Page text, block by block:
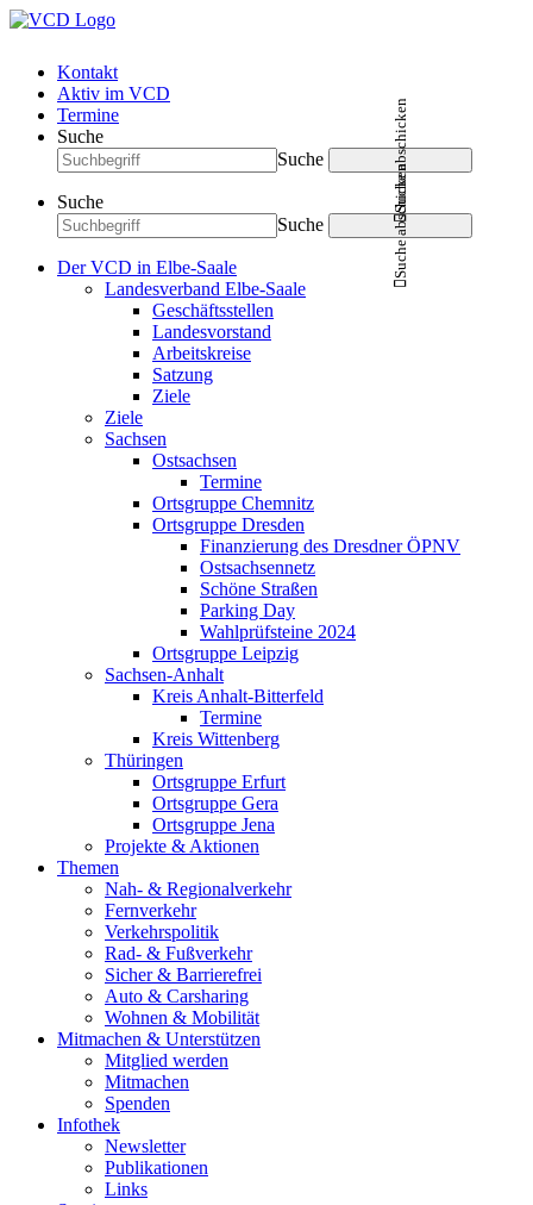
Kontakt
Aktiv im VCD
Termine
Suche
Suche
Suche abschicken
Suche
Suche
Suche abschicken
Der VCD in Elbe-Saale
Landesverband Elbe-Saale
Geschäftsstellen
Landesvorstand
Arbeitskreise
Satzung
Ziele
Ziele
Sachsen
Ostsachsen
Termine
Ortsgruppe Chemnitz
Ortsgruppe Dresden
Finanzierung des Dresdner ÖPNV
Ostsachsennetz
Schöne Straßen
Parking Day
Wahlprüfsteine 2024
Ortsgruppe Leipzig
Sachsen-Anhalt
Kreis Anhalt-Bitterfeld
Termine
Kreis Wittenberg
Thüringen
Ortsgruppe Erfurt
Ortsgruppe Gera
Ortsgruppe Jena
Projekte & Aktionen
Themen
Nah- & Regionalverkehr
Fernverkehr
Verkehrspolitik
Rad- & Fußverkehr
Sicher & Barrierefrei
Auto & Carsharing
Wohnen & Mobilität
Mitmachen & Unterstützen
Mitglied werden
Mitmachen
Spenden
Infothek
Newsletter
Publikationen
Links